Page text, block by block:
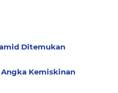
Ditemukan
Angka Kemiskinan